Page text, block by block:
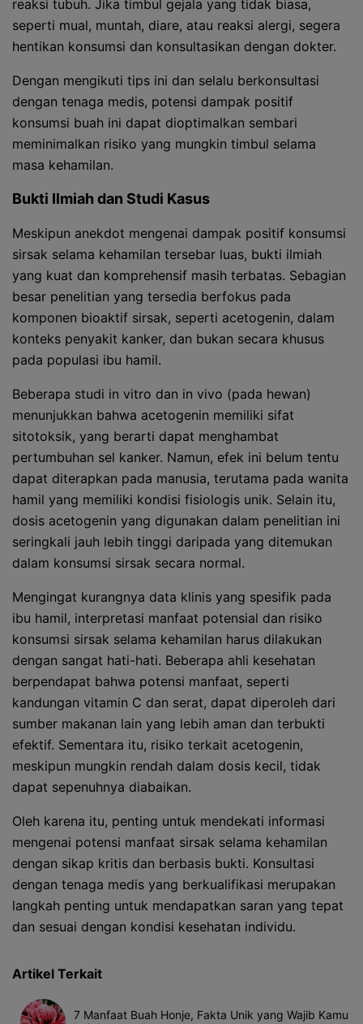
reaksi tubuh. Jika timbul gejala yang tidak biasa,
seperti mual, muntah, diare, atau reaksi alergi, segera
hentikan konsumsi dan konsultasikan dengan dokter.
Dengan mengikuti tips ini dan selalu berkonsultasi
dengan tenaga medis, potensi dampak positif
konsumsi buah ini dapat dioptimalkan sembari
meminimalkan risiko yang mungkin timbul selama
masa kehamilan.
Bukti Ilmiah dan Studi Kasus
Meskipun anekdot mengenai dampak positif konsumsi
sirsak selama kehamilan tersebar luas, bukti ilmiah
yang kuat dan komprehensif masih terbatas. Sebagian
besar penelitian yang tersedia berfokus pada
komponen bioaktif sirsak, seperti acetogenin, dalam
konteks penyakit kanker, dan bukan secara khusus
pada populasi ibu hamil.
Beberapa studi in vitro dan in vivo (pada hewan)
menunjukkan bahwa acetogenin memiliki sifat
sitotoksik, yang berarti dapat menghambat
pertumbuhan sel kanker. Namun, efek ini belum tentu
dapat diterapkan pada manusia, terutama pada wanita
hamil yang memiliki kondisi fisiologis unik. Selain itu,
dosis acetogenin yang digunakan dalam penelitian ini
seringkali jauh lebih tinggi daripada yang ditemukan
dalam konsumsi sirsak secara normal.
Mengingat kurangnya data klinis yang spesifik pada
ibu hamil, interpretasi manfaat potensial dan risiko
konsumsi sirsak selama kehamilan harus dilakukan
dengan sangat hati-hati. Beberapa ahli kesehatan
berpendapat bahwa potensi manfaat, seperti
kandungan vitamin C dan serat, dapat diperoleh dari
sumber makanan lain yang lebih aman dan terbukti
efektif. Sementara itu, risiko terkait acetogenin,
meskipun mungkin rendah dalam dosis kecil, tidak
dapat sepenuhnya diabaikan.
Oleh karena itu, penting untuk mendekati informasi
mengenai potensi manfaat sirsak selama kehamilan
dengan sikap kritis dan berbasis bukti. Konsultasi
dengan tenaga medis yang berkualifikasi merupakan
langkah penting untuk mendapatkan saran yang tepat
dan sesuai dengan kondisi kesehatan individu.
Artikel Terkait
7 Manfaat Buah Honje, Fakta Unik yang Wajib Kamu